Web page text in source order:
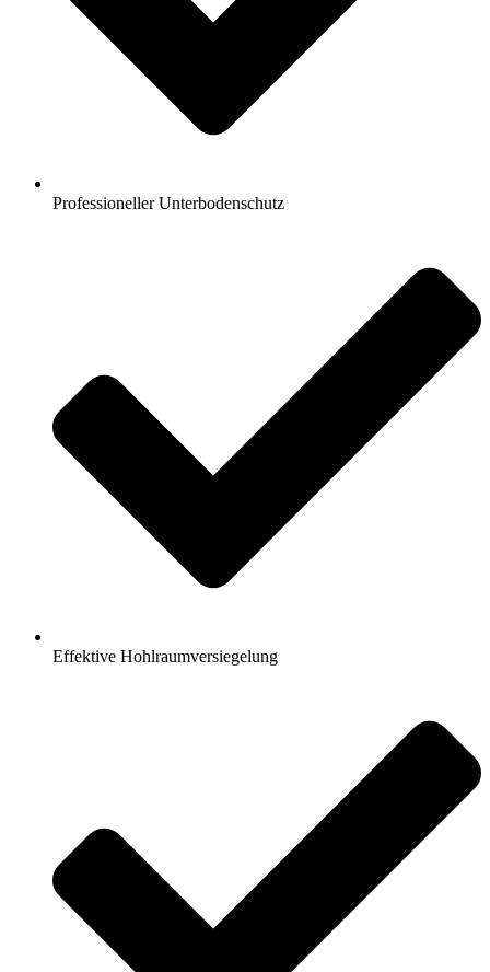
Professioneller Unterbodenschutz
Effektive Hohlraumversiegelung